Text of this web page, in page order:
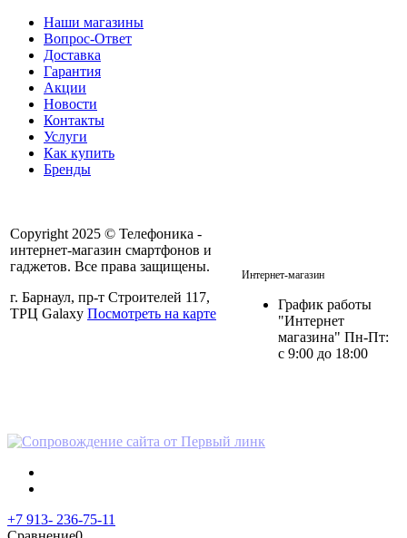
Наши магазины
Вопрос-Ответ
Доставка
Гарантия
Акции
Новости
Контакты
Услуги
Как купить
Бренды
Copyright 2025 © Телефоника -
интернет-магазин смартфонов и
гаджетов. Все права защищены.
г. Барнаул, пр-т Строителей 117,
ТРЦ Galaxy Посмотреть на карте
Интернет-магазин
График работы
"Интернет
магазина" Пн-Пт:
с 9:00 до 18:00
+7 913- 236-75-11